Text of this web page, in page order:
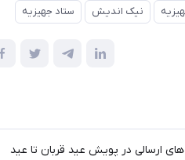
نیک اندیش ستاد جهیزیه
ارسالی در پویش عید قربان تا عید